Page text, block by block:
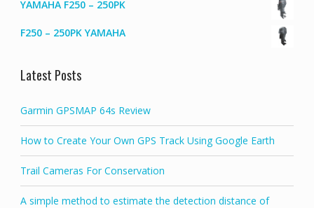
YAMAHA F250 – 250PK
F250 – 250PK YAMAHA
Latest Posts
Garmin GPSMAP 64s Review
How to Create Your Own GPS Track Using Google Earth
Trail Cameras For Conservation
A simple method to estimate the detection distance of